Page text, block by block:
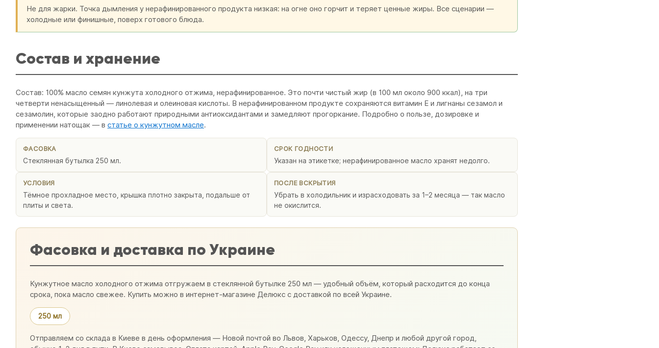
Не для жарки. Точка дымления у нерафинированного продукта низкая: на огне оно горчит и теряет ценные жиры. Все сценарии —
холодные или финишные, поверх готового блюда.
Состав и хранение
Состав: 100% масло семян кунжута холодного отжима, нерафинированное. Это почти чистый жир (в 100 мл около 900 ккал), на три
четверти ненасыщенный — линолевая и олеиновая кислоты. В нерафинированном продукте сохраняются витамин E и лигнаны сезамол и
сезамолин, которые заодно работают природными антиоксидантами и замедляют прогоркание. Подробно о пользе, дозировке и
применении натощак — в статье о кунжутном масле.
ФАСОВКА
Стеклянная бутылка 250 мл.
СРОК ГОДНОСТИ
Указан на этикетке; нерафинированное масло хранят недолго.
УСЛОВИЯ
Тёмное прохладное место, крышка плотно закрыта, подальше от
плиты и света.
ПОСЛЕ ВСКРЫТИЯ
Убрать в холодильник и израсходовать за 1–2 месяца — так масло
не окислится.
Фасовка и доставка по Украине
Кунжутное масло холодного отжима отгружаем в стеклянной бутылке 250 мл — удобный объём, который расходится до конца
срока, пока масло свежее. Купить можно в интернет-магазине Делюкс с доставкой по всей Украине.
250 мл
Отправляем со склада в Киеве в день оформления — Новой почтой во Львов, Харьков, Одессу, Днепр и любой другой город,